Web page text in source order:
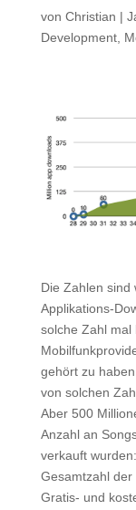
von Christian |
Development,
Die Zahlen sind
Applikations-
solche Zahl mal
gehört zu
von solchen
Aber 500
Anzahl an
verkauft
Gesamtzahl
Gratis- und